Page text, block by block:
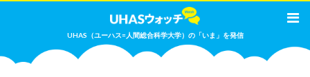
UHAS（ユーハス=人間総合科学大学）の「いま」を発信